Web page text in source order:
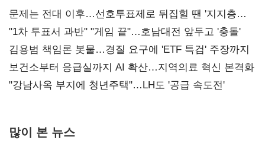
문제는 전대 이후…선호투표제로 뒤집힐 땐 '지지층
불복'
"1차 투표서 과반" "게임 끝"…호남대전 앞두고 '충돌'
김용범 책임론 봇물…경질 요구에 'ETF 특검' 주장까지
보건소부터 응급실까지 AI 확산…지역의료 혁신 본격화
"강남사옥 부지에 청년주택"…LH도 '공급 속도전'
많이 본 뉴스